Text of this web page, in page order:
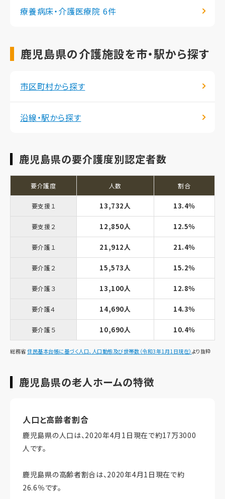
療養病床・介護医療院 6件
鹿児島県の介護施設を市・駅から探す
市区町村から探す
沿線・駅から探す
鹿児島県の要介護度別認定者数
要介護度 人数 割合
要支援１ 13,732人 13.4％
要支援２ 12,850人 12.5％
要介護１ 21,912人 21.4％
要介護２ 15,573人 15.2％
要介護３ 13,100人 12.8％
要介護４ 14,690人 14.3％
要介護５ 10,690人 10.4％
総務省住民基本台帳に基づく人口、人口動態及び世帯数（令和3年1月1日現在） より抜粋
鹿児島県の老人ホームの特徴
人口と高齢者割合
鹿児島県の人口は、2020年4月1日現在で約17万3000
人です。
鹿児島県の高齢者割合は、2020年4月1日現在で約
26.6％です。